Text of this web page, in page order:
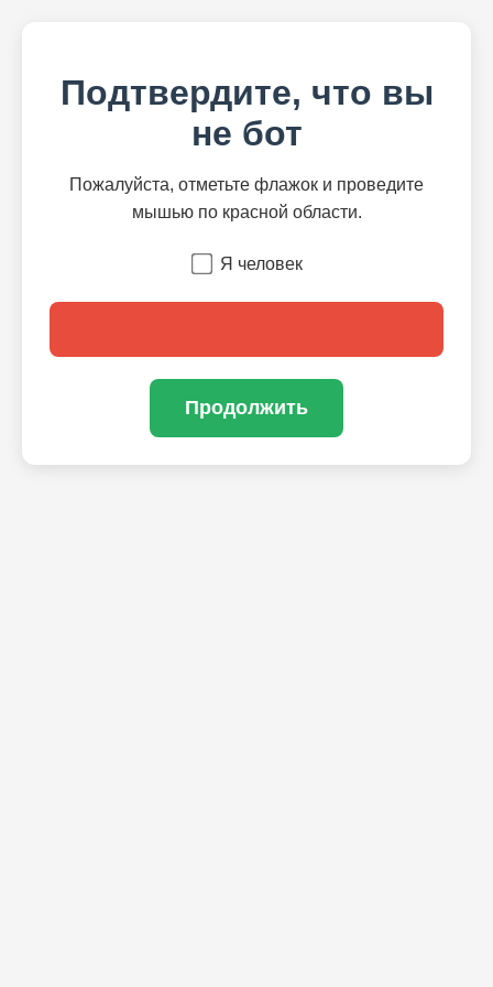
Подтвердите, что вы
не бот
Пожалуйста, отметьте флажок и проведите
мышью по красной области.
Я человек
Продолжить